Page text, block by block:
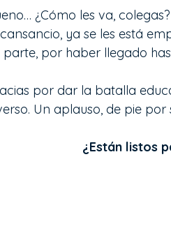
¿Cómo les va,
ya se les está
parte, por haber llegado
por dar la batalla
Un aplauso, de pie por
¿Están listos